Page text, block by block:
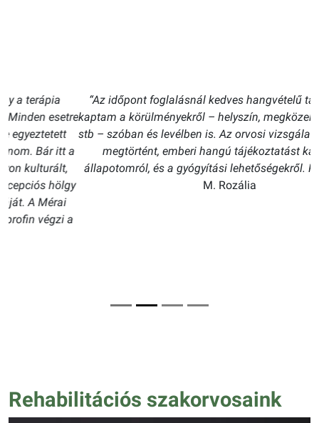
“Az időpont foglalásnál kedves hangvételű tájékoztatást
kaptam a körülményekről – helyszín, megközelítés, parkolás,
stb – szóban és levélben is. Az orvosi vizsgálat adott időben
megtörtént, emberi hangú tájékoztatást kaptam az
állapotomról, és a gyógyítási lehetőségekről. Köszönöm!”-